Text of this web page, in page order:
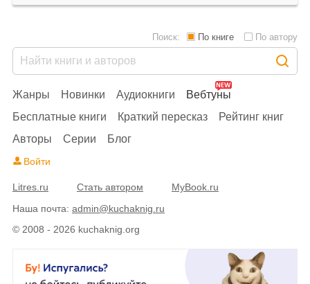
© 2008 - 2026 kuchaknig.org
Жанры Новинки Аудиокниги
Вебтуны
Бесплатные книги
Краткий пересказ
Рейтинг книг
Авторы
Серии Блог
Поиск: По книге По автору
Войти
Litres.ru Стать автором
MyBook.ru
Наша почта: admin@kuchaknig.ru